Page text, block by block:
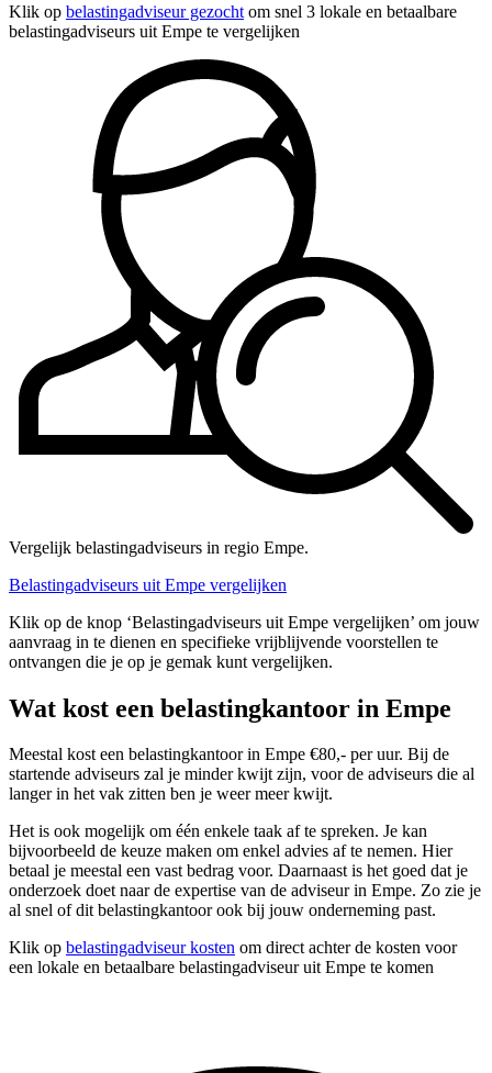
Klik op belastingadviseur gezocht om snel 3 lokale en betaalbare
belastingadviseurs uit Empe te vergelijken
Vergelijk belastingadviseurs in regio Empe.
Belastingadviseurs uit Empe vergelijken
Klik op de knop ‘Belastingadviseurs uit Empe vergelijken’ om jouw
aanvraag in te dienen en specifieke vrijblijvende voorstellen te
ontvangen die je op je gemak kunt vergelijken.
Wat kost een belastingkantoor in Empe
Meestal kost een belastingkantoor in Empe €80,- per uur. Bij de
startende adviseurs zal je minder kwijt zijn, voor de adviseurs die al
langer in het vak zitten ben je weer meer kwijt.
Het is ook mogelijk om één enkele taak af te spreken. Je kan
bijvoorbeeld de keuze maken om enkel advies af te nemen. Hier
betaal je meestal een vast bedrag voor. Daarnaast is het goed dat je
onderzoek doet naar de expertise van de adviseur in Empe. Zo zie je
al snel of dit belastingkantoor ook bij jouw onderneming past.
Klik op belastingadviseur kosten om direct achter de kosten voor
een lokale en betaalbare belastingadviseur uit Empe te komen